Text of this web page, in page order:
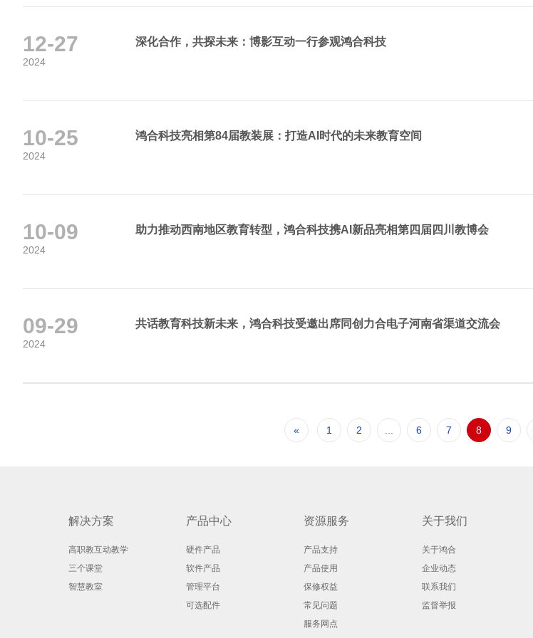
12-27
2024
深化合作，共探未来：博影互动一行参观鸿合科技
10-25
2024
鸿合科技亮相第84届教装展：打造AI时代的未来教育空间
10-09
2024
助力推动西南地区教育转型，鸿合科技携AI新品亮相第四届四川教博会
09-29
2024
共话教育科技新未来，鸿合科技受邀出席同创力合电子河南省渠道交流会
« 1 2 6 7 8 9
解决方案
高职教互动教学
三个课堂
智慧教室
产品中心
硬件产品
软件产品
管理平台
可选配件
资源服务
产品支持
产品使用
保修权益
常见问题
服务网点
关于我们
关于鸿合
企业动态
联系我们
监督举报